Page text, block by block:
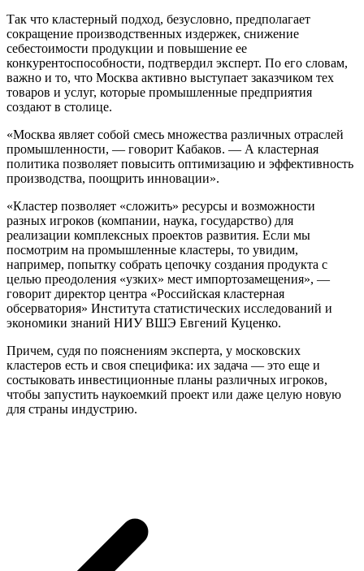
Так что кластерный подход, безусловно, предполагает
сокращение производственных издержек, снижение
себестоимости продукции и повышение ее
конкурентоспособности, подтвердил эксперт. По его словам,
важно и то, что Москва активно выступает заказчиком тех
товаров и услуг, которые промышленные предприятия
создают в столице.
«Москва являет собой смесь множества различных отраслей
промышленности, — говорит Кабаков. — А кластерная
политика позволяет повысить оптимизацию и эффективность
производства, поощрить инновации».
«Кластер позволяет «сложить» ресурсы и возможности
разных игроков (компании, наука, государство) для
реализации комплексных проектов развития. Если мы
посмотрим на промышленные кластеры, то увидим,
например, попытку собрать цепочку создания продукта с
целью преодоления «узких» мест импортозамещения», —
говорит директор центра «Российская кластерная
обсерватория» Института статистических исследований и
экономики знаний НИУ ВШЭ Евгений Куценко.
Причем, судя по пояснениям эксперта, у московских
кластеров есть и своя специфика: их задача — это еще и
состыковать инвестиционные планы различных игроков,
чтобы запустить наукоемкий проект или даже целую новую
для страны индустрию.